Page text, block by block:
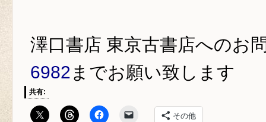
澤口書店 東京古書店へのお
6982 までお願い致します
共有:
その他